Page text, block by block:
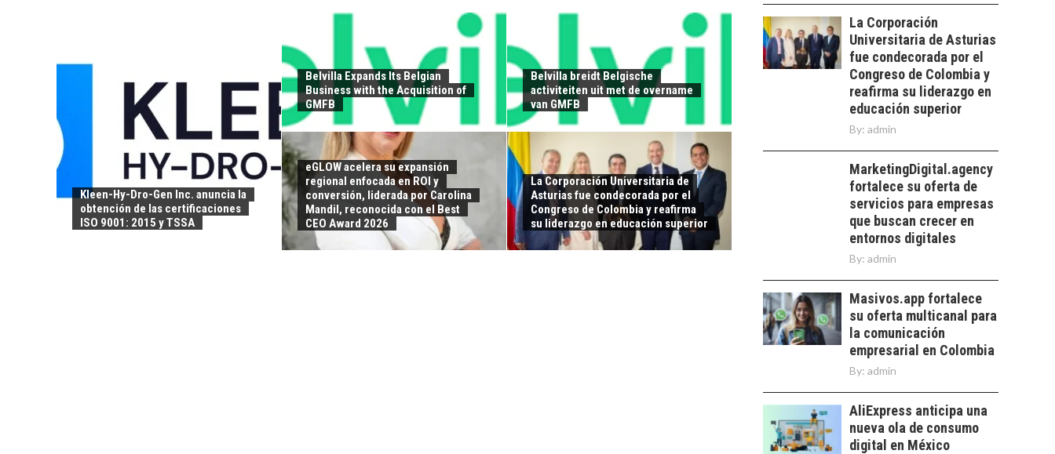
Kleen-Hy-Dro-Gen Inc. anuncia la
obtención de las certificaciones
ISO 9001: 2015 y TSSA
Belvilla Expands Its Belgian
Business with the Acquisition of
GMFB
Belvilla breidt Belgische
activiteiten uit met de overname
van GMFB
eGLOW acelera su expansión
regional enfocada en ROI y
conversión, liderada por Carolina
Mandil, reconocida con el Best
CEO Award 2026
La Corporación Universitaria de
Asturias fue condecorada por el
Congreso de Colombia y reafirma
su liderazgo en educación superior
las empresas…
PARA PYMES EN
CHILE:
ALTERNATIVAS MÁS
ALLÁ DEL CRÉDITO
BANCARIO
Financiamiento para
pymes en Chile:
alternativas que
crédito…
EL CRECIMIENTO DE
LOS SERVICIOS
DIGITALES
EXPORTADOS DESDE
CHILE
El auge de las
exportaciones de
servicios digitales en
Chile:…
La Corporación
Universitaria de Asturias
fue condecorada por el
Congreso de Colombia y
reafirma su liderazgo en
educación superior
By: admin
MarketingDigital.agency
fortalece su oferta de
servicios para empresas
que buscan crecer en
entornos digitales
By: admin
Masivos.app fortalece
su oferta multicanal para
la comunicación
empresarial en Colombia
By: admin
AliExpress anticipa una
nueva ola de consumo
digital en México